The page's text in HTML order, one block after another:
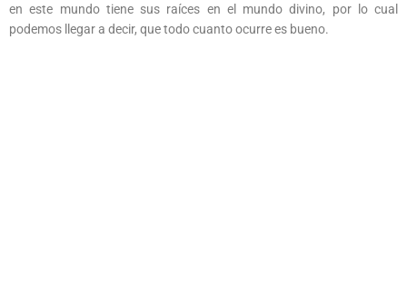
en este mundo tiene sus raíces en el mundo divino, por lo cual
podemos llegar a decir, que todo cuanto ocurre es bueno.